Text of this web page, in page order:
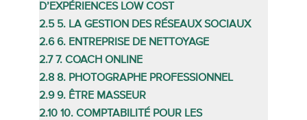
D’EXPÉRIENCES LOW COST
2.5 5. LA GESTION DES RÉSEAUX SOCIAUX
2.6 6. ENTREPRISE DE NETTOYAGE
2.7 7. COACH ONLINE
2.8 8. PHOTOGRAPHE PROFESSIONNEL
2.9 9. ÊTRE MASSEUR
2.10 10. COMPTABILITÉ POUR LES